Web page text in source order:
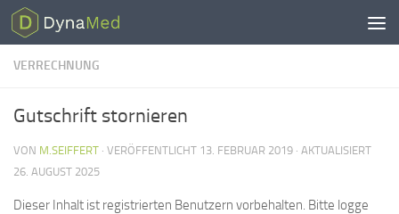
Zum Inhalt springen
VERRECHNUNG
Gutschrift stornieren
VON M.SEIFFERT · VERÖFFENTLICHT 13. FEBRUAR 2019 · AKTUALISIERT
26. AUGUST 2025
Dieser Inhalt ist registrierten Benutzern vorbehalten. Bitte logge